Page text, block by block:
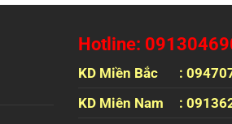
Hotline:
KD Miền Bắc
:
KD Miên Nam
: